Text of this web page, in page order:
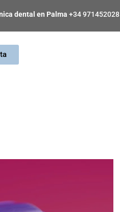
dental en Palma +34 971452028